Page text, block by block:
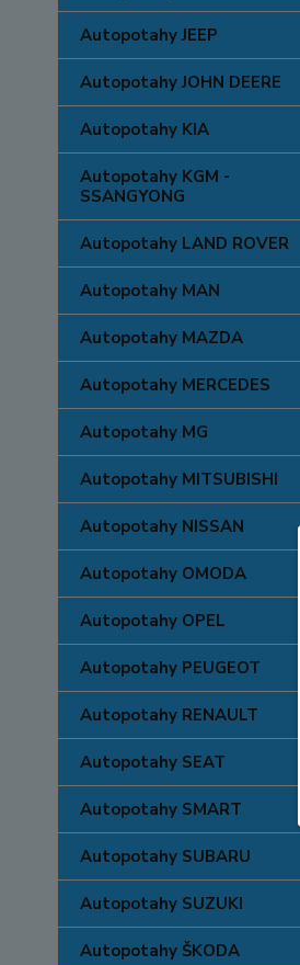
Autopotahy JEEP
Autopotahy JOHN DEERE
Autopotahy KIA
Autopotahy KGM -
SSANGYONG
Autopotahy LAND ROVER
Autopotahy MAN
Autopotahy MAZDA
Autopotahy MERCEDES
Autopotahy MG
Autopotahy MITSUBISHI
Autopotahy NISSAN
Autopotahy OMODA
Autopotahy OPEL
Autopotahy PEUGEOT
Autopotahy RENAULT
Autopotahy SEAT
Autopotahy SMART
Autopotahy SUBARU
Autopotahy SUZUKI
Autopotahy ŠKODA